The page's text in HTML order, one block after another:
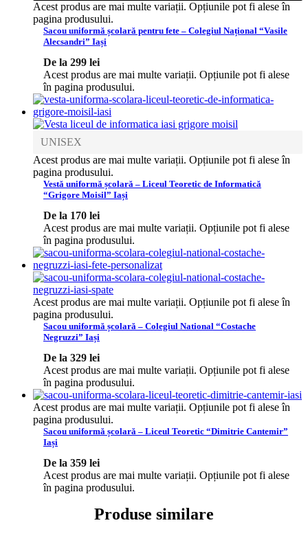
Acest produs are mai multe variații. Opțiunile pot fi alese în
pagina produsului.
Sacou uniformă școlară pentru fete – Colegiul Național “Vasile
Alecsandri” Iași
De la 299 lei
Acest produs are mai multe variații. Opțiunile pot fi alese
în pagina produsului.
UNISEX
Acest produs are mai multe variații. Opțiunile pot fi alese în
pagina produsului.
Vestă uniformă școlară – Liceul Teoretic de Informatică
“Grigore Moisil” Iași
De la 170 lei
Acest produs are mai multe variații. Opțiunile pot fi alese
în pagina produsului.
Acest produs are mai multe variații. Opțiunile pot fi alese în
pagina produsului.
Sacou uniformă școlară – Colegiul National “Costache
Negruzzi” Iași
De la 329 lei
Acest produs are mai multe variații. Opțiunile pot fi alese
în pagina produsului.
Acest produs are mai multe variații. Opțiunile pot fi alese în
pagina produsului.
Sacou uniformă școlară – Liceul Teoretic “Dimitrie Cantemir”
Iași
De la 359 lei
Acest produs are mai multe variații. Opțiunile pot fi alese
în pagina produsului.
Produse similare